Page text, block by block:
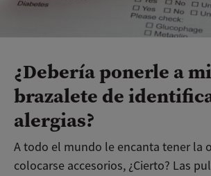
¿Debería ponerle a
brazalete de
alergias?
A todo el mundo le encanta tener la
colocarse accesorios, ¿Cierto? Las